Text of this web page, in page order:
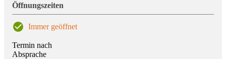
Öffnungszeiten
Immer geöffnet
Termin nach
Absprache